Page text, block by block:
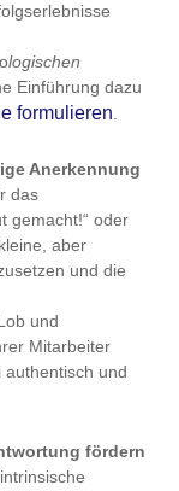
logischen
Einführung dazu
formulieren.
Anerkennung
das
gemacht!“ oder
aber
und die
und
Mitarbeiter
und
fördern